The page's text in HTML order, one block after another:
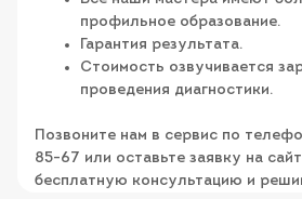
профильное образование.
Гарантия результата.
Стоимость озвучивается
проведения диагностики.
Позвоните нам в сервис по
85-67 или оставьте заявку на
бесплатную консультацию и